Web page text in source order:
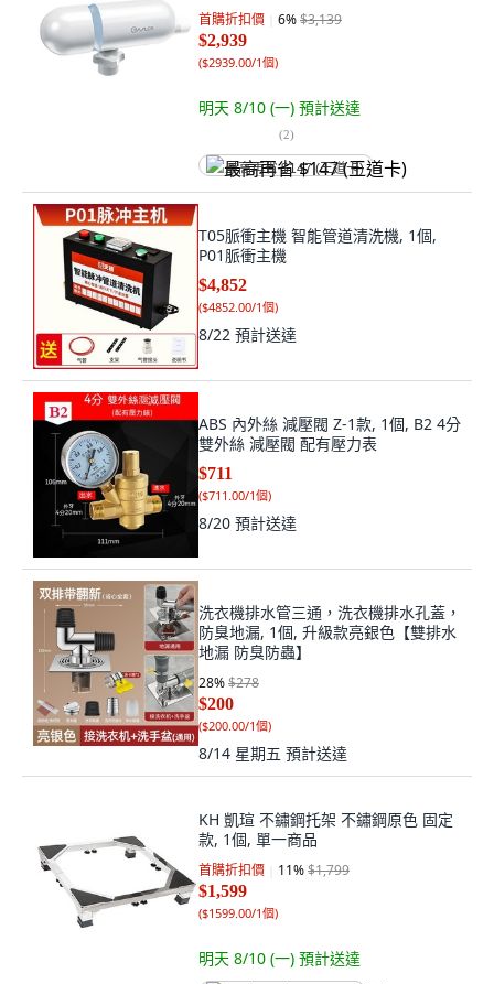
首購折扣價 6%$3,139
$2,939
($2939.00/1個)
明天 8/10 (一) 預計送達
(2)
最高再省 $147 (王道卡)
T05脈衝主機 智能管道清洗機, 1個,
P01脈衝主機
$4,852
($4852.00/1個)
8/22 預計送達
ABS 內外絲 減壓閥 Z-1款, 1個, B2 4分
雙外絲 減壓閥 配有壓力表
$711
($711.00/1個)
8/20 預計送達
洗衣機排水管三通，洗衣機排水孔蓋，
防臭地漏, 1個, 升級款亮銀色【雙排水
地漏 防臭防蟲】
28%$278
$200
($200.00/1個)
8/14 星期五 預計送達
KH 凱瑄 不鏽鋼托架 不鏽鋼原色 固定
款, 1個, 單一商品
首購折扣價 11%$1,799
$1,599
($1599.00/1個)
明天 8/10 (一) 預計送達